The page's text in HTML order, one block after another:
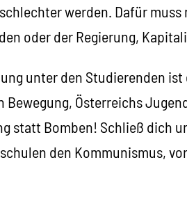
werden. Dafür
oder der Regierung,
unter den Studierenden
Bewegung, Österreichs
statt Bomben! Schließ dich
den Kommunismus,